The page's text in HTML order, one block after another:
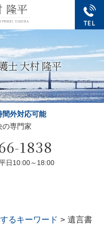
士 大村 隆平
間外対応可能
の専門家
1838
日10:00～18:00
るキーワード > 遺言書